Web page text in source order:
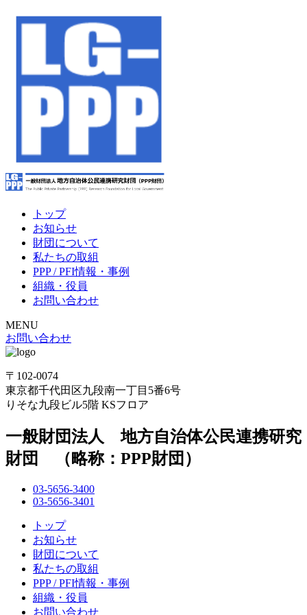
トップ
お知らせ
財団について
私たちの取組
PPP / PFI情報・事例
組織・役員
お問い合わせ
MENU
お問い合わせ
〒102-0074
東京都千代田区九段南一丁目5番6号
りそな九段ビル5階 KSフロア
一般財団法人 地方自治体公民連携研究
財団 （略称：PPP財団）
03-5656-3400
03-5656-3401
トップ
お知らせ
財団について
私たちの取組
PPP / PFI情報・事例
組織・役員
お問い合わせ